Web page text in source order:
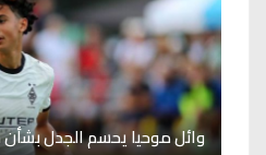
وائل موحيا يحسم الجدل